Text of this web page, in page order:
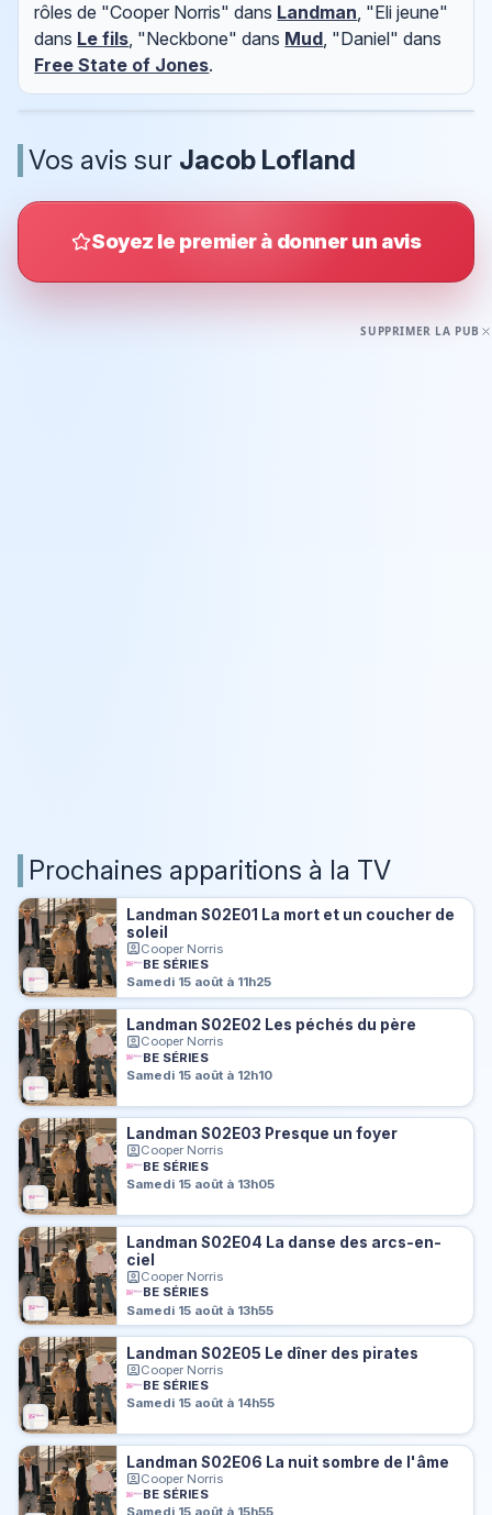
rôles de "Cooper Norris" dans Landman, "Eli jeune"
dans Le fils, "Neckbone" dans Mud, "Daniel" dans
Free State of Jones.
Vos avis sur Jacob Lofland
Soyez le premier à donner un avis
SUPPRIMER LA PUB
Prochaines apparitions à la TV
Landman S02E01 La mort et un coucher de
soleil
Cooper Norris
BE SÉRIES
Samedi 15 août à 11h25
Landman S02E02 Les péchés du père
Cooper Norris
BE SÉRIES
Samedi 15 août à 12h10
Landman S02E03 Presque un foyer
Cooper Norris
BE SÉRIES
Samedi 15 août à 13h05
Landman S02E04 La danse des arcs-en-
ciel
Cooper Norris
BE SÉRIES
Samedi 15 août à 13h55
Landman S02E05 Le dîner des pirates
Cooper Norris
BE SÉRIES
Samedi 15 août à 14h55
Landman S02E06 La nuit sombre de l'âme
Cooper Norris
BE SÉRIES